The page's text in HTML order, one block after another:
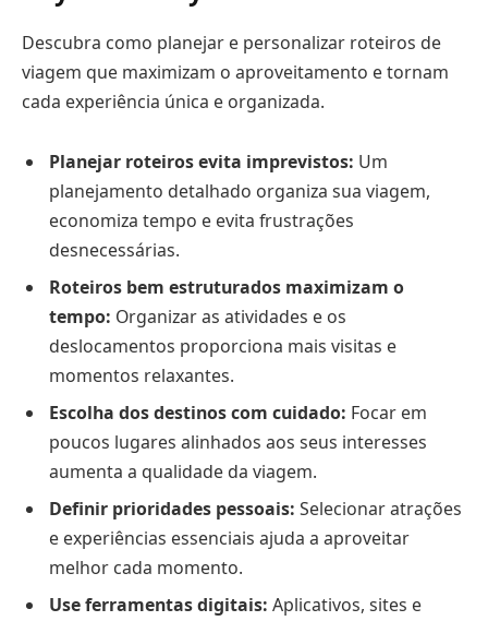
Descubra como planejar e personalizar roteiros de
viagem que maximizam o aproveitamento e tornam
cada experiência única e organizada.
Planejar roteiros evita imprevistos: Um
planejamento detalhado organiza sua viagem,
economiza tempo e evita frustrações
desnecessárias.
Roteiros bem estruturados maximizam o
tempo: Organizar as atividades e os
deslocamentos proporciona mais visitas e
momentos relaxantes.
Escolha dos destinos com cuidado: Focar em
poucos lugares alinhados aos seus interesses
aumenta a qualidade da viagem.
Definir prioridades pessoais: Selecionar atrações
e experiências essenciais ajuda a aproveitar
melhor cada momento.
Use ferramentas digitais: Aplicativos, sites e